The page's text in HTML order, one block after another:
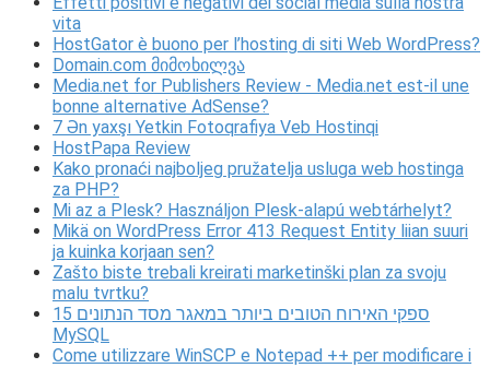
vita
HostGator è buono per l’hosting di siti Web WordPress?
Domain.com მიმოხილვა
Media.net for Publishers Review - Media.net est-il une
bonne alternative AdSense?
7 Ən yaxşı Yetkin Fotoqrafiya Veb Hostinqi
HostPapa Review
Kako pronaći najboljeg pružatelja usluga web hostinga
za PHP?
Mi az a Plesk? Használjon Plesk-alapú webtárhelyt?
Mikä on WordPress Error 413 Request Entity liian suuri
ja kuinka korjaan sen?
Zašto biste trebali kreirati marketinški plan za svoju
malu tvrtku?
15 ספקי האירוח הטובים ביותר במאגר מסד הנתונים
MySQL
Come utilizzare WinSCP e Notepad ++ per modificare i